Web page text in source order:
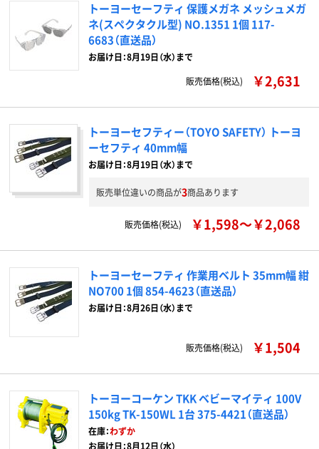
トーヨーセーフティ 保護メガネ メッシュメガ
ネ(スペクタクル型) NO.1351 1個 117-
6683（直送品）
お届け日：8月19日（水）まで
販売価格(税込)
￥2,631
トーヨーセフティー（TOYO SAFETY） トーヨ
ーセフティ 40mm幅
お届け日：8月19日（水）まで
販売単位違いの商品が3商品あります
販売価格(税込) ￥1,598～￥2,068
トーヨーセーフティ 作業用ベルト 35mm幅 紺
NO700 1個 854-4623（直送品）
お届け日：8月26日（水）まで
販売価格(税込) ￥1,504
トーヨーコーケン TKK ベビーマイティ 100V
150kg TK-150WL 1台 375-4421（直送品）
在庫：わずか
お届け日：8月12日（水）